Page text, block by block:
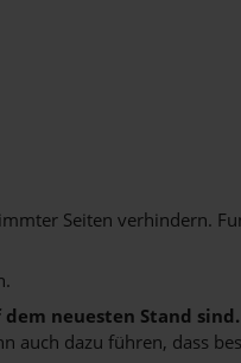
Seiten verhindern.
neuesten Stand sind.
auch dazu führen, dass